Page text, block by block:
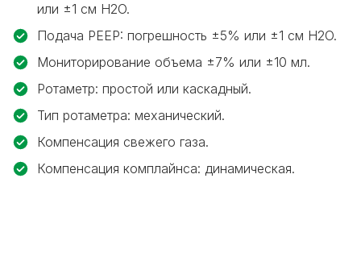
или ±1 см H2O.
Подача PEEP: погрешность ±5% или ±1 см H2O.
Мониторирование объема ±7% или ±10 мл.
Ротаметр: простой или каскадный.
Тип ротаметра: механический.
Компенсация свежего газа.
Компенсация комплайнса: динамическая.